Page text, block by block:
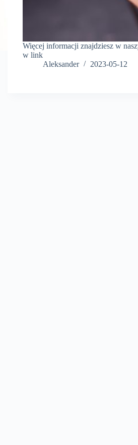
Więcej informacji znajdziesz w
w link
Aleksander
2023-05-12